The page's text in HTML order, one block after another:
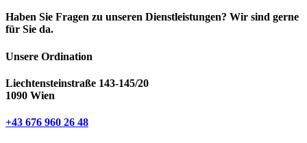
Haben Sie Fragen zu unseren Dienstleistungen? Wir sind gerne
für Sie da.
Unsere Ordination
Liechtensteinstraße 143-145/20
1090 Wien
+43 676 960 26 48